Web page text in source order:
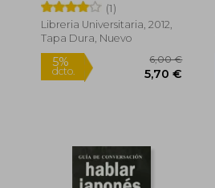
(1)
Libreria Universitaria, 2012,
Tapa Dura, Nuevo